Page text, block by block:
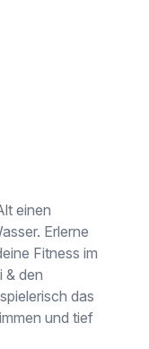
einen
Erlerne
Fitness im
& den
das
und tief